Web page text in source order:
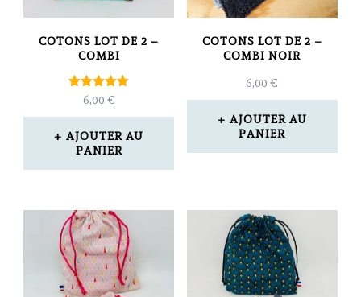
COTONS LOT DE 2 –
COMBI
Note
5.00
sur 5
6,00 €
AJOUTER AU
PANIER
COTONS LOT DE 2 –
COMBI NOIR
6,00€
AJOUTER AU
PANIER